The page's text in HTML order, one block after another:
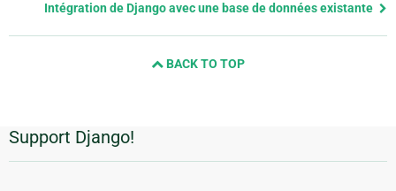
Intégration de Django avec une base de données existante
BACK TO TOP
Informations
supplémentaires
Support Django!